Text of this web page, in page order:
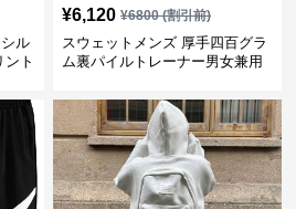
ル
ト
¥6,120 ¥6800(割引前)
スウェットメンズ 厚手四百グラ
ム裏パイルトレーナー男女兼用